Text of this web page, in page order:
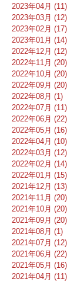
2023年04月 (11)
2023年03月 (12)
2023年02月 (17)
2023年01月 (14)
2022年12月 (12)
2022年11月 (20)
2022年10月 (20)
2022年09月 (20)
2022年08月 (1)
2022年07月 (11)
2022年06月 (22)
2022年05月 (16)
2022年04月 (10)
2022年03月 (12)
2022年02月 (14)
2022年01月 (15)
2021年12月 (13)
2021年11月 (20)
2021年10月 (20)
2021年09月 (20)
2021年08月 (1)
2021年07月 (12)
2021年06月 (22)
2021年05月 (16)
2021年04月 (11)